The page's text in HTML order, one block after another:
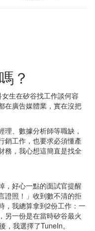
？
生在矽谷找工作談何容
在廣告媒體業，實在沒把
、數據分析師等職缺，
銷工作，也要求必須懂產
務，我心想這簡直是找全
，好心一點的面試官提醒
證照！」收到數不清的拒
，我總算拿到2份工作：一
另一份是在當時矽谷最火
我選擇了TuneIn。